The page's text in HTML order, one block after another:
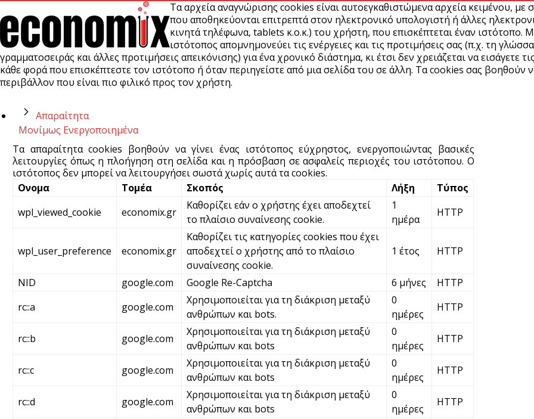
6
Τα αρχεία αναγνώρισης cookies είναι αυτοεγκαθιστώμενα αρχεία κειμένου, με
που αποθηκεύονται επιτρεπτά στον ηλεκτρονικό υπολογιστή ή άλλες
κινητά τηλέφωνα, tablets κ.ο.κ.) του χρήστη, που επισκέπτεται έναν ιστότοπο.
ιστότοπος απομνημονεύει τις ενέργειες και τις προτιμήσεις σας (π.χ. τη
γραμματοσειράς και άλλες προτιμήσεις απεικόνισης) για ένα χρονικό διάστημα, κι έτσι δεν χρειάζεται να εισάγετε
κάθε φορά που επισκέπτεστε τον ιστότοπο ή όταν περιηγείστε από μια σελίδα του σε άλλη. Τα cookies σας βοηθούν
περιβάλλον που είναι πιο φιλικό προς τον χρήστη.
Απαραίτητα
Μονίμως Ενεργοποιημένα
Τα απαραίτητα cookies βοηθούν να γίνει ένας ιστότοπος εύχρηστος, ενεργοποιώντας βασικές
λειτουργίες όπως η πλοήγηση στη σελίδα και η πρόσβαση σε ασφαλείς περιοχές του ιστότοπου. Ο
ιστότοπος δεν μπορεί να λειτουργήσει σωστά χωρίς αυτά τα cookies.
Ονομα
Τομέα Σκοπός Λήξη
Τύπος
wpl_viewed_cookie
economix.gr
Καθορίζει εάν ο χρήστης έχει αποδεχτεί
το πλαίσιο συναίνεσης cookie.
1
ημέρα
HTTP
wpl_user_preference economix.gr
Καθορίζει τις κατηγορίες cookies που έχει
αποδεχτεί ο χρήστης από το πλαίσιο
συναίνεσης cookie.
1 έτος HTTP
NID google.com Google Re-Captcha 6 μήνες
HTTP
rc::a
google.com
Χρησιμοποιείται για τη διάκριση μεταξύ
ανθρώπων και bots.
0
ημέρες
HTTP
rc::b google.com
Χρησιμοποιείται για τη διάκριση μεταξύ
ανθρώπων και bots
0
ημέρες
HTTP
rc::c google.com
Χρησιμοποιείται για τη διάκριση μεταξύ
ανθρώπων και bots
0
ημέρες
HTTP
rc::d google.com
Χρησιμοποιείται για τη διάκριση μεταξύ
ανθρώπων και bots
0
ημέρες
HTTP